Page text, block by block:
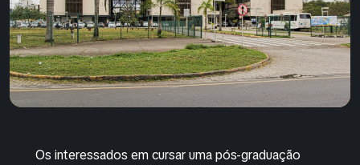
Os interessados em cursar uma pós-graduação